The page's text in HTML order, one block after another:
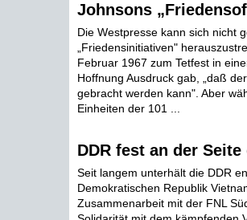
Johnsons
Die Westpresse kann sich nicht
„Friedensinitiativen"
Februar 1967 zum Tetfest in
Hoffnung Ausdruck gab, „daß
gebracht werden kann". Aber
Einheiten der 101 ...
DDR fest an der
Seit langem unterhält die DDR
Demokratischen Republik
Zusammenarbeit mit der FNL